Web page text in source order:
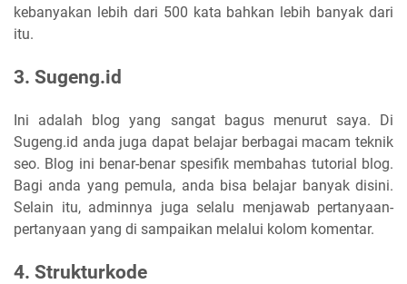
kebanyakan lebih dari 500 kata bahkan lebih banyak dari
itu.
3. Sugeng.id
Ini adalah blog yang sangat bagus menurut saya. Di
Sugeng.id anda juga dapat belajar berbagai macam teknik
seo. Blog ini benar-benar spesifik membahas tutorial blog.
Bagi anda yang pemula, anda bisa belajar banyak disini.
Selain itu, adminnya juga selalu menjawab pertanyaan-
pertanyaan yang di sampaikan melalui kolom komentar.
4. Strukturkode